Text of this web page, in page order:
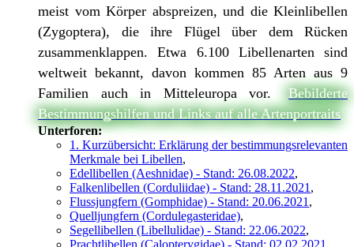
meist vom Körper abspreizen, und die Kleinlibellen
(Zygoptera), die ihre Flügel über dem Rücken
zusammenklappen. Etwa 6.100 Libellenarten sind
weltweit bekannt, davon kommen 85 Arten aus 9
Familien auch in Mitteleuropa vor.
Bebilderte
Bestimmungshilfen und Links auf alle Artenportraits
Unterforen:
1. Kurzübersicht: Erklärung der bestimmungsrelevanten
Merkmale bei Libellen,
Edellibellen (Aeshnidae) - Stand: 26.08.2022,
Falkenlibellen (Corduliidae) - Stand: 28.11.2021 ,
Flussjungfern (Gomphidae) - Stand: 20.06.2021 ,
Quelljungfern (Cordulegasteridae),
Segellibellen (Libellulidae) - Stand: 22.06.2022,